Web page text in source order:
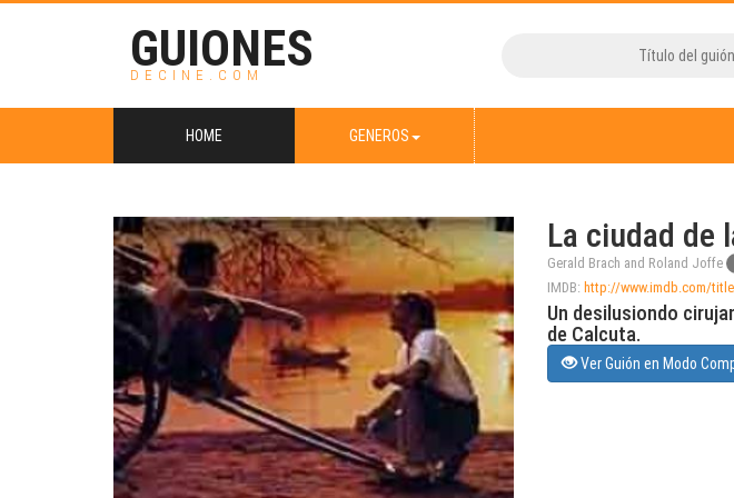
GUIONES
DECINE.COM
HOME GENEROS
La ciudad de
Gerald Brach and Roland Joffe
IMDB: http://www.imdb.com/
Un desilusiondo
de Calcuta.
Ver Guión en Modo